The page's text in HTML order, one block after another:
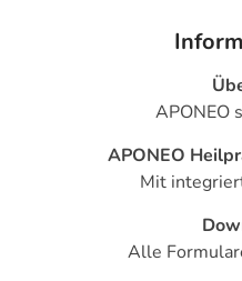
APONEO
APONEO
Mit
Alle